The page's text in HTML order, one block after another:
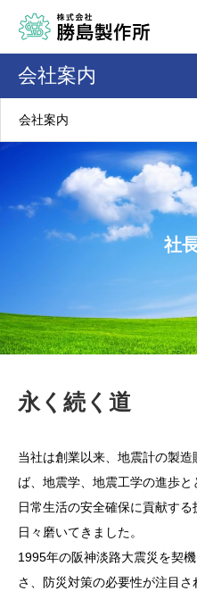
会社案内
会社案内
社
永く続く道
当社は創業以来、地震計の製
ば、地震学、地震工学の進歩
日常生活の安全確保に貢献する
日々磨いてきました。
1995年の阪神淡路大震災を契
さ、防災対策の必要性が注目